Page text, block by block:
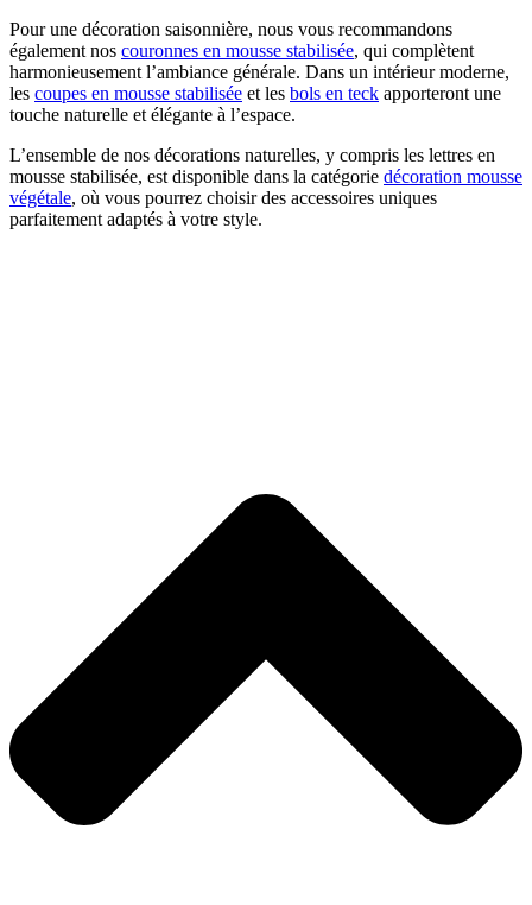
Pour une décoration saisonnière, nous vous recommandons
également nos couronnes en mousse stabilisée, qui complètent
harmonieusement l’ambiance générale. Dans un intérieur moderne,
les coupes en mousse stabilisée et les bols en teck apporteront une
touche naturelle et élégante à l’espace.
L’ensemble de nos décorations naturelles, y compris les lettres en
mousse stabilisée, est disponible dans la catégorie décoration mousse
végétale, où vous pourrez choisir des accessoires uniques
parfaitement adaptés à votre style.